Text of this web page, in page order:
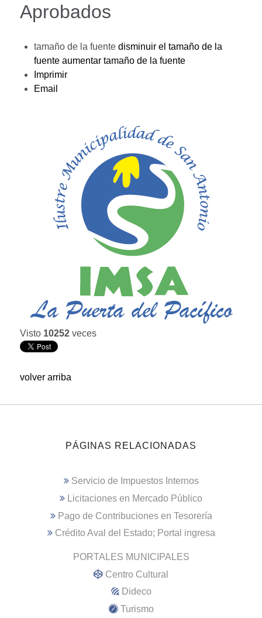
Aprobados
tamaño de la fuente disminuir el tamaño de la
fuente aumentar tamaño de la fuente
Imprimir
Email
Visto 10252 veces
volver arriba
PÁGINAS RELACIONADAS
Servicio de Impuestos Internos
Licitaciones en Mercado Público
Pago de Contribuciones en Tesorería
Crédito Aval del Estado; Portal ingresa
PORTALES MUNICIPALES
Centro Cultural
Dideco
Turismo